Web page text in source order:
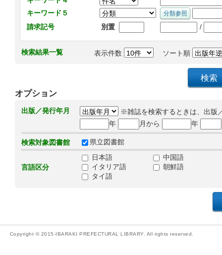
キーワード５
請求記号
別置 /
検索結果一覧 表示件数 ソート順
オプション
出版／発行年月
※雑誌を検索するときは、出版
年
月から 年
検索対象図書館 県立図書館
言語区分
日本語
中国語
イタリア語
朝鮮語
タイ語
Copyright © 2015-IBARAKI PREFECTURAL LIBRARY. All rights reserved.